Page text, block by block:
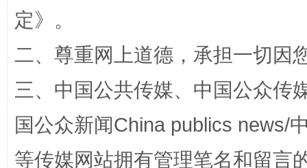
定》。
二、尊重网上道德，承担一切因
三、中国公共传媒、中国公众传
国公众新闻China publics news/
等传媒网站拥有管理笔名和留言